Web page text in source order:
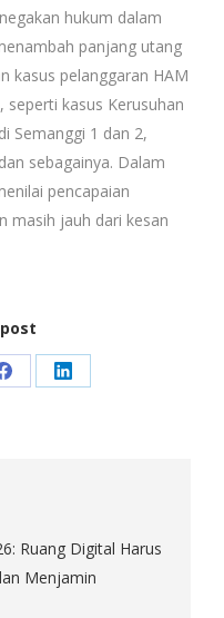
hukum dalam
panjang utang
kasus pelanggaran HAM
seperti kasus Kerusuhan
Semanggi 1 dan 2,
sebagainya. Dalam
pencapaian
masih jauh dari kesan
Share Share
Ruang Digital Harus
Menjamin